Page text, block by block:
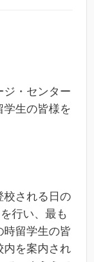
ジ・センター
学生の皆様を
校される日の
行い、最も
時留学生の皆
内を案内され